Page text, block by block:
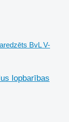
BvL V-
lopbarības